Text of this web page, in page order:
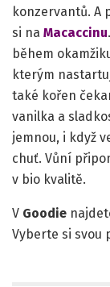
konzervantů. A
si na Macaccinu
během
kterým
také kořen
vanilka a
jemnou, i když
chuť. Vůní
v bio kvalitě.
V Goodie
Vyberte si svou